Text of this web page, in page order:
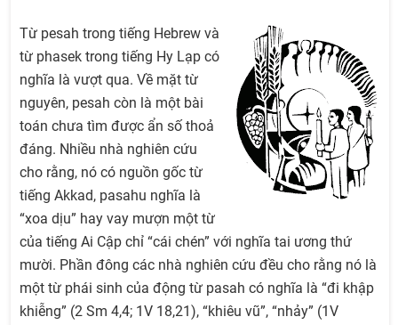
Từ pesah trong tiếng Hebrew và
từ phasek trong tiếng Hy Lạp có
nghĩa là vượt qua. Về mặt từ
nguyên, pesah còn là một bài
toán chưa tìm được ẩn số thoả
đáng. Nhiều nhà nghiên cứu
cho rằng, nó có nguồn gốc từ
tiếng Akkad, pasahu nghĩa là
“xoa dịu” hay vay mượn một từ
của tiếng Ai Cập chỉ “cái chén” với nghĩa tai ương thứ
mười. Phần đông các nhà nghiên cứu đều cho rằng nó là
một từ phái sinh của động từ pasah có nghĩa là “đi khập
khiễng” (2 Sm 4,4; 1V 18,21), “khiêu vũ”, “nhảy” (1V